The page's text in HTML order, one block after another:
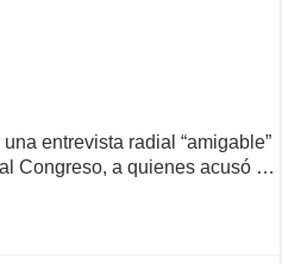
entrevista radial “amigable”
Congreso, a quienes acusó …